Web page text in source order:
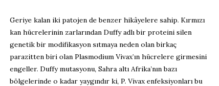
Geriye kalan iki patojen de benzer hikâyelere sahip. Kırmızı
kan hücrelerinin zarlarından Duffy adlı bir proteini silen
genetik bir modifikasyon sıtmaya neden olan birkaç
parazitten biri olan Plasmodium Vivax’ın hücrelere girmesini
engeller. Duffy mutasyonu, Sahra altı Afrika’nın bazı
bölgelerinde o kadar yaygındır ki, P. Vivax enfeksiyonları bu